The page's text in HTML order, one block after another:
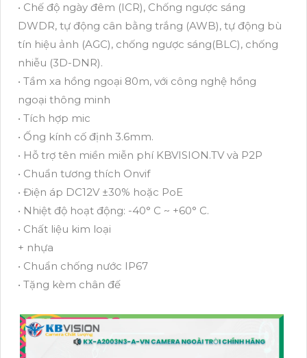
• Chế độ ngày đêm (ICR), Chống ngược sáng
DWDR, tự động cân bằng trắng (AWB), tự động bù
tín hiệu ảnh (AGC), chống ngược sáng(BLC), chống
nhiễu (3D-DNR).
• Tầm xa hồng ngoại 80m, với công nghệ hồng
ngoại thông minh
• Tích hợp mic
• Ống kính cố định 3.6mm.
• Hỗ trợ tên miền miễn phí KBVISION.TV và P2P
• Chuẩn tương thích Onvif
• Điện áp DC12V ±30% hoặc PoE
• Nhiệt độ hoạt động: -40° C ~ +60° C.
• Chất liệu kim loại
+ nhựa
• Chuẩn chống nước IP67
• Tặng kèm chân đế